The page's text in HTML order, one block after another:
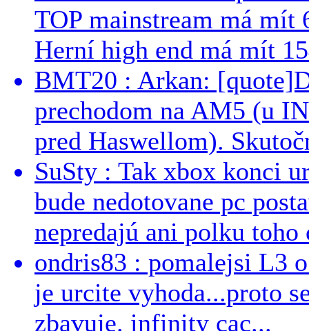
TOP mainstream má
Herní high end má mít
BMT20 : Arkan:
prechodom na AM5 (u
pred Haswellom).
SuSty : Tak xbox konci
bude nedotovane pc
nepredajú ani polku toho
ondris83 : pomalejsi L3
je urcite vyhoda...proto
zbavuje. infinity cac...